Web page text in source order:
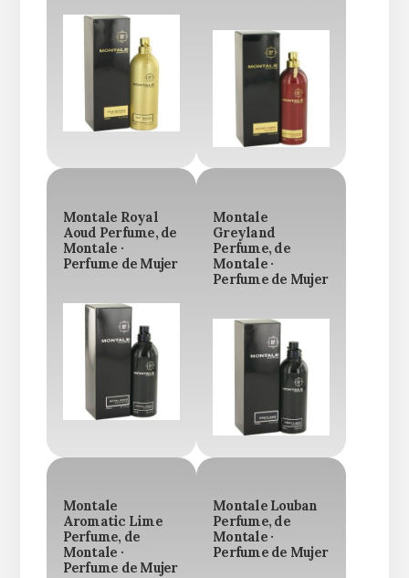
Montale Royal
Aoud Perfume, de
Montale ·
Perfume de Mujer
Montale
Greyland
Perfume, de
Montale ·
Perfume de Mujer
Montale
Aromatic Lime
Perfume, de
Montale ·
Perfume de Mujer
Montale Louban
Perfume, de
Montale ·
Perfume de Mujer